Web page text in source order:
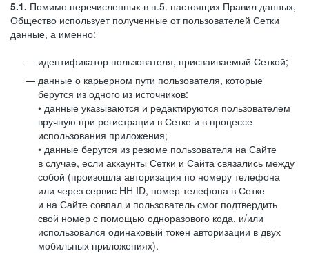
5.1. Помимо перечисленных в п.5. настоящих Правил данных,
Общество использует полученные от пользователей Сетки
данные, а именно:
идентификатор пользователя, присваиваемый Сеткой;
данные о карьерном пути пользователя, которые
берутся из одного из источников:
• данные указываются и редактируются пользователем
вручную при регистрации в Сетке и в процессе
использования приложения;
• данные берутся из резюме пользователя на Сайте
в случае, если аккаунты Сетки и Сайта связались между
собой (произошла авторизация по номеру телефона
или через сервис HH ID, номер телефона в Сетке
и на Сайте совпал и пользователь смог подтвердить
свой номер с помощью одноразового кода, и/или
использовался одинаковый токен авторизации в двух
мобильных приложениях).